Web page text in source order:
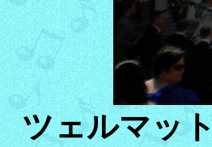
ツェルマッ